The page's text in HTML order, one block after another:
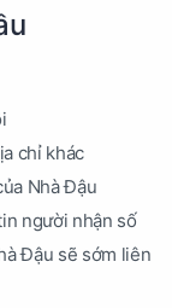
chỉ khác
Nhà Đậu
người nhận số
Đậu sẽ sớm liên